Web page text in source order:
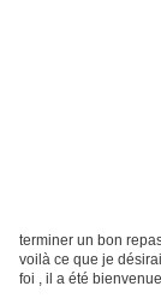
terminer un bon
voilà ce que je
foi , il a été